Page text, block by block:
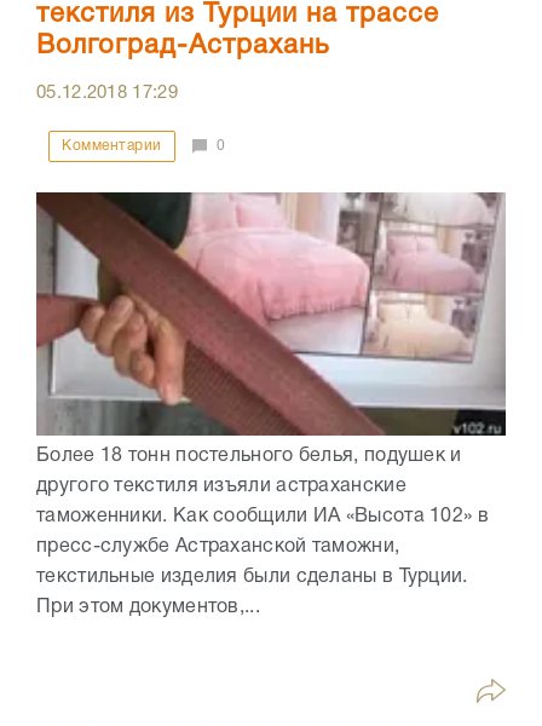
текстиля из Турции на трассе
Волгоград-Астрахань
05.12.2018 17:29
Комментарии 0
Более 18 тонн постельного белья, подушек и
другого текстиля изъяли астраханские
таможенники. Как сообщили ИА «Высота 102» в
пресс-службе Астраханской таможни,
текстильные изделия были сделаны в Турции.
При этом документов,...